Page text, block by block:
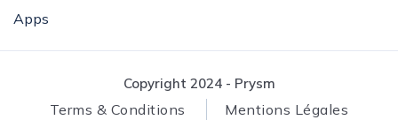
Apps
Copyright 2024 - Prysm
Terms & Conditions Mentions Légales